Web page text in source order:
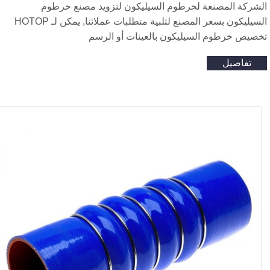
المصنعة لخرطوم السيليكون لتزويد مصنع خرطوم
السيليكون بسعر المصنع لتلبية متطلبات عملائنا, يمكن لـ HOTOP
خرطوم السيليكون بالعينات أو الرسم
تفاصيل